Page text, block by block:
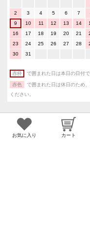
お気に入り カート
2
3 4 5 6 7
9
10 11 12 13 14
16
17 18 19 20 21
23
24 25 26 27 28
30
31
赤枠 で囲まれた日は本日の日付で
赤色
で囲まれた日は休日のため
ください。
お客様のご質問やお問合せ
お客様サポート